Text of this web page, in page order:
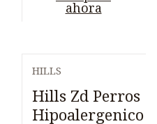
ahora
HILLS
Hills Zd Perros
Hipoalergenico